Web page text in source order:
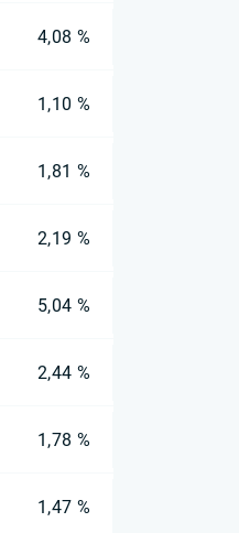
4,08 %
1,10 %
1,81 %
2,19 %
5,04 %
2,44 %
1,78 %
1,47 %